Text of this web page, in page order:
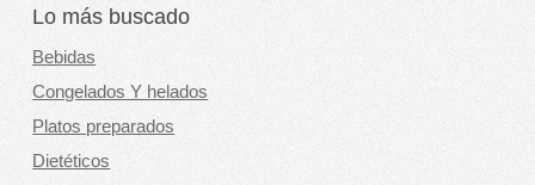
Lo más buscado
Bebidas
Congelados Y helados
Platos preparados
Dietéticos